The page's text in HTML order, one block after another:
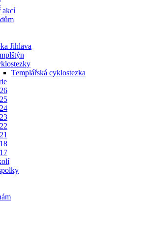
akcí
Jihlava
Templářská cyklostezka